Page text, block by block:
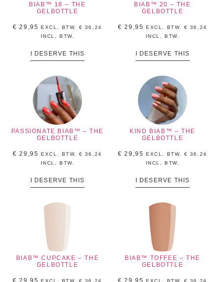
BIAB™ 18 – THE
GELBOTTLE
€ 29,95 EXCL. BTW. € 36,24
INCL, BTW.
I DESERVE THIS
BIAB™ 20 – THE
GELBOTTLE
€ 29,95 EXCL. BTW. € 36,24
INCL, BTW.
I DESERVE THIS
PASSIONATE BIAB™ – THE
GELBOTTLE
€ 29,95 EXCL. BTW. € 36,24
INCL, BTW.
I DESERVE THIS
KIND BIAB™ – THE
GELBOTTLE
€ 29,95 EXCL. BTW. € 36,24
INCL, BTW.
I DESERVE THIS
BIAB™ CUPCAKE – THE
GELBOTTLE
€ 29,95 EXCL. BTW. € 36,24
BIAB™ TOFFEE – THE
GELBOTTLE
€ 29,95 EXCL. BTW. € 36,24